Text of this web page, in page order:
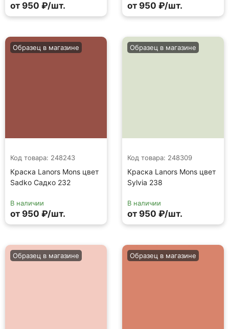
от 950 ₽/шт. от 950 ₽/шт.
Код товара: 248243
Краска Lanors Mons цвет
Sadko Садко 232
Образец в магазине
В наличии
от 950 ₽/шт.
Код товара: 248309
Краска Lanors Mons цвет
Sylvia 238
Образец в магазине
В наличии
от 950 ₽/шт.
Образец в магазине Образец в магазине